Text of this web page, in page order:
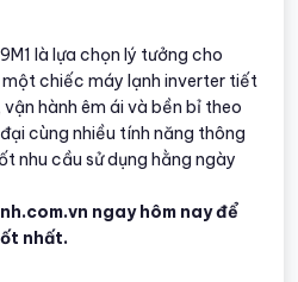
là lựa chọn lý tưởng cho
chiếc máy lạnh inverter tiết
hành êm ái và bền bỉ theo
cùng nhiều tính năng thông
nhu cầu sử dụng hằng ngày
ngay hôm nay để
nhất.